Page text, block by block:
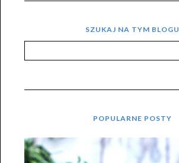
SZUKAJ NA TYM BLOGU
POPULARNE POSTY